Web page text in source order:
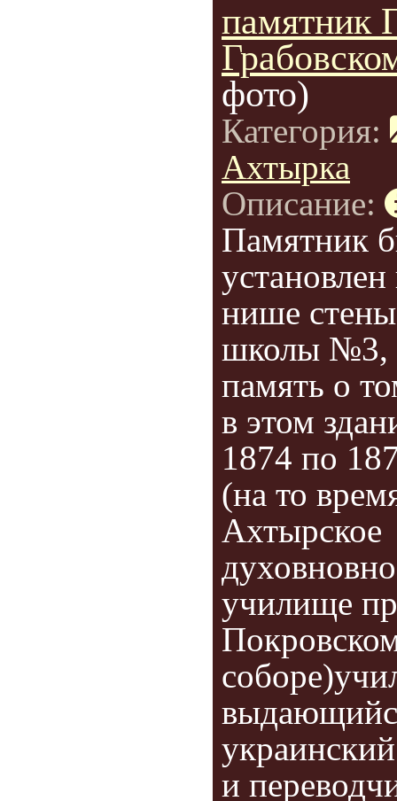
памятник
фото)
Категория:
Ахтырка
Описание:
Памятник
установлен
нише стены
школы №3,
память о
в этом
1874 по
(на то
Ахтырское
училище
и